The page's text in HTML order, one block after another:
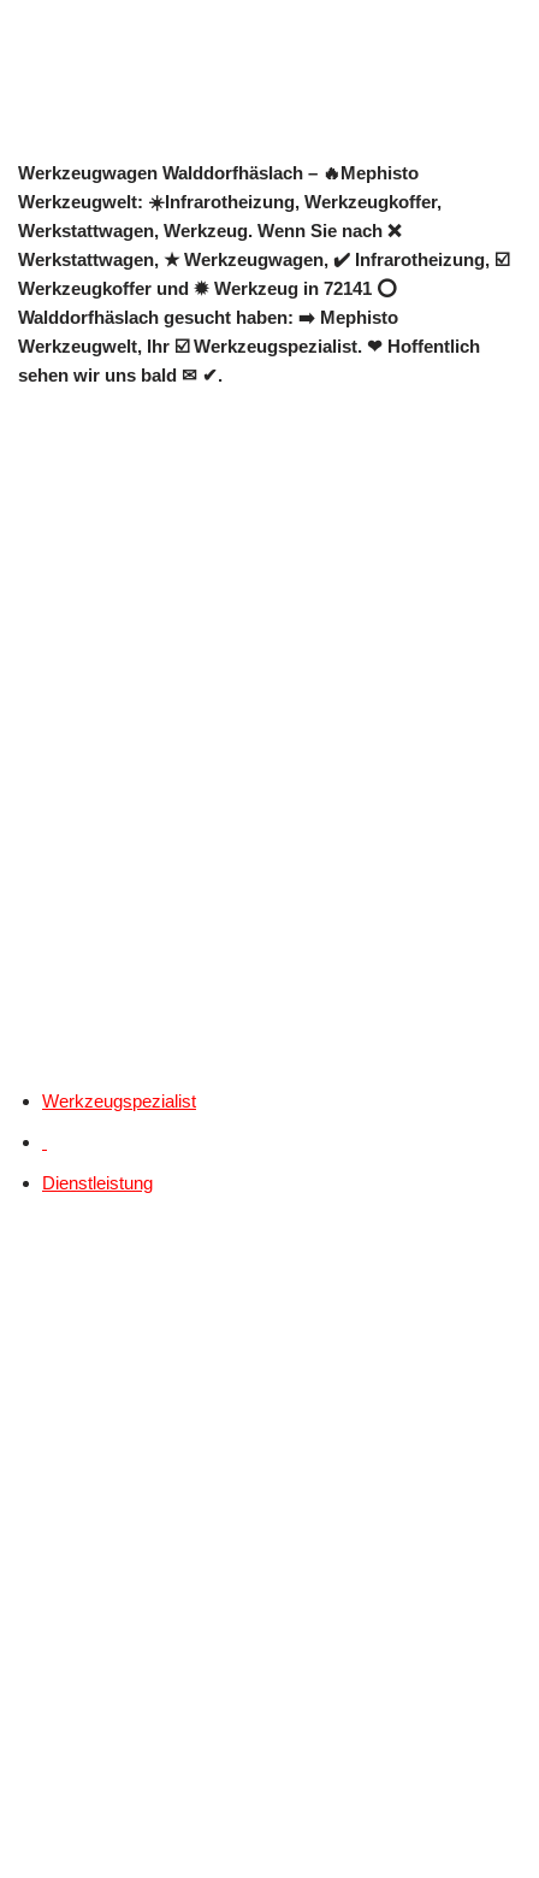
Werkzeugwagen Walddorfhäslach – 🔥Mephisto
Werkzeugwelt: ☀️Infrarotheizung, Werkzeugkoffer,
Werkstattwagen, Werkzeug. Wenn Sie nach ❌
Werkstattwagen, ★ Werkzeugwagen, ✔️ Infrarotheizung, ☑️
Werkzeugkoffer und ✹ Werkzeug in 72141 ⭕
Walddorfhäslach gesucht haben: ➡️ Mephisto
Werkzeugwelt, Ihr ☑️ Werkzeugspezialist. ❤ Hoffentlich
sehen wir uns bald ✉ ✔.
Werkzeugspezialist
Dienstleistung